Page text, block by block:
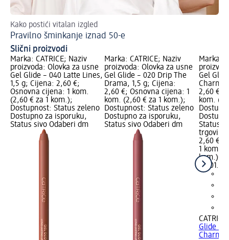
Kako postići vitalan izgled
Pravilno šminkanje iznad 50-e
Slični proizvodi
Marka: CATRICE; Naziv
proizvoda: Olovka za usne
Gel Glide – 040 Latte Lines,
1,5 g; Cijena: 2,60 €;
Osnovna cijena: 1 kom.
(2,60 € za 1 kom.);
Dostupnost: Status zeleno
Dostupno za isporuku,
Status sivo Odaberi dm
Marka: CATRICE; Naziv
proizvoda: Olovka za usne
Gel Glide – 020 Drip The
Drama, 1,5 g; Cijena:
2,60 €; Osnovna cijena: 1
kom. (2,60 € za 1 kom.);
Dostupnost: Status zeleno
Dostupno za isporuku,
Status sivo Odaberi dm
Marka:
Gel
2,60 €;
kom.
Status
trgovinu
2,60 €
1 kom.
kom.)
CATRICE
Glide –